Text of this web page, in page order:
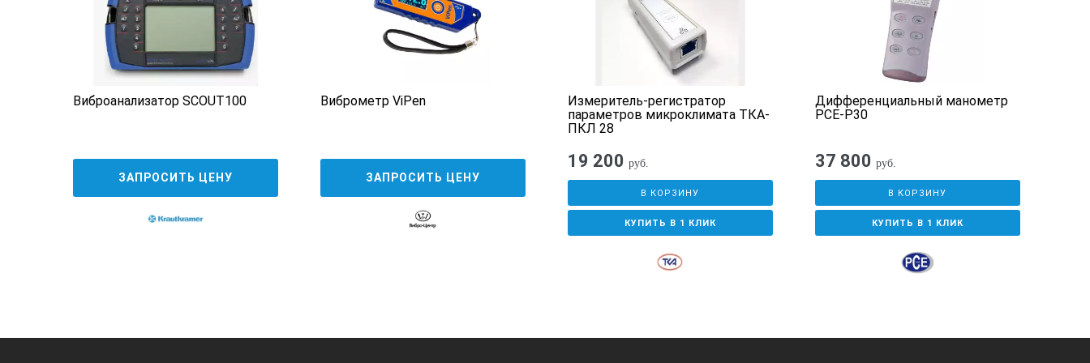
Температура хранения от -20 до 60 C
Тип дисплея 536 x 336 моно TFT
pH, проводимость, TDS, соленость, растворенный кислород, ОВП
Вес
КОМПЛЕКТ ПОСТАВКИ АНАЛИЗАТОРА HQ2200:
Виброанализатор SCOUT100
ЗАПРОСИТЬ ЦЕНУ
Виброметр ViPen
ЗАПРОСИТЬ ЦЕНУ
Измеритель-регистратор
параметров микроклимата ТКА-
ПКЛ 28
19 200 руб.
В КОРЗИНУ
КУПИТЬ В 1 КЛИК
Дифференциальный манометр
PCE-P30
37 800 руб.
В КОРЗИНУ
КУПИТЬ В 1 КЛИК